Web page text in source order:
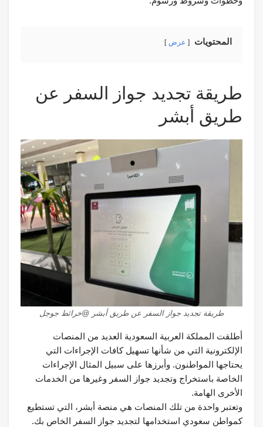
المحتويات عرض
طريقة تجديد جواز السفر عن
طريق أبشر
طريقة تجديد جواز السفر عن طريق أبشر @خرائط جوجل
أطلقت المملكة العربية السعودية العديد من المنصات
الإلكترونية التي من شأنها تسهيل كافات الإجراءات التي
يحتاجها المواطنون. وأبرزها على سبيل المثال الإجراءات
الخاصة باستخراج وتجديد جواز السفر وغيرها من الخدمات
الأخرى الهامة.
وتعتبر واحدة من تلك المنصات هي منصة أبشر، التي تستطيع
كمواطن سعودي استخدامها لتجديد جواز السفر الخاص بك.